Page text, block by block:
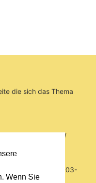
Wenn Sie
die sich das Thema
Patrick's Day
Änderung: 2019-03-